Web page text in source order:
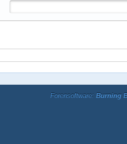
Forensoftware: Burning